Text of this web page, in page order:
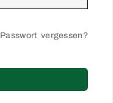
Passwort vergessen?